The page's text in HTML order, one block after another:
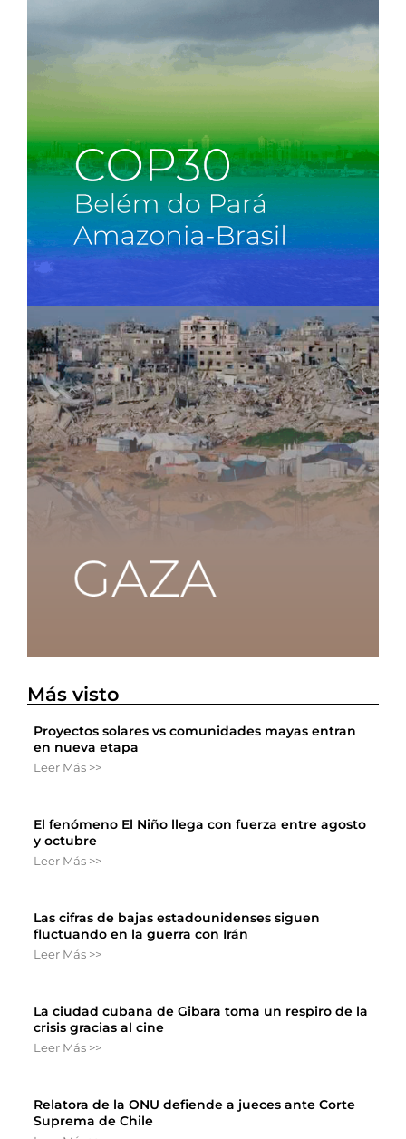
Más visto
Proyectos solares vs comunidades mayas entran
en nueva etapa
Leer Más >>
El fenómeno El Niño llega con fuerza entre agosto
y octubre
Leer Más >>
Las cifras de bajas estadounidenses siguen
fluctuando en la guerra con Irán
Leer Más >>
La ciudad cubana de Gibara toma un respiro de la
crisis gracias al cine
Leer Más >>
Relatora de la ONU defiende a jueces ante Corte
Suprema de Chile